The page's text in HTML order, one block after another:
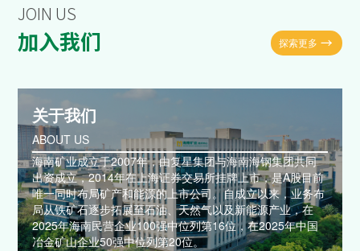
JOIN US
加入我们 探索更多 
关于我们
ABOUT US
海南矿业成立于2007年，由复星集团与海南海钢集团共同
出资成立，2014年在上海证券交易所挂牌上市，是A股目前
唯一同时布局矿产和能源的上市公司。自成立以来，业务布
局从铁矿石逐步拓展至石油、天然气以及新能源产业，在
2025年海南民营企业100强中位列第16位，在2025年中国
冶金矿山企业50强中位列第20位。